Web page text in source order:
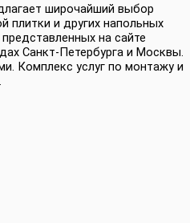
широчайший выбор
плитки и других напольных
на сайте
Санкт-Петербурга и Москвы.
Комплекс услуг по монтажу и